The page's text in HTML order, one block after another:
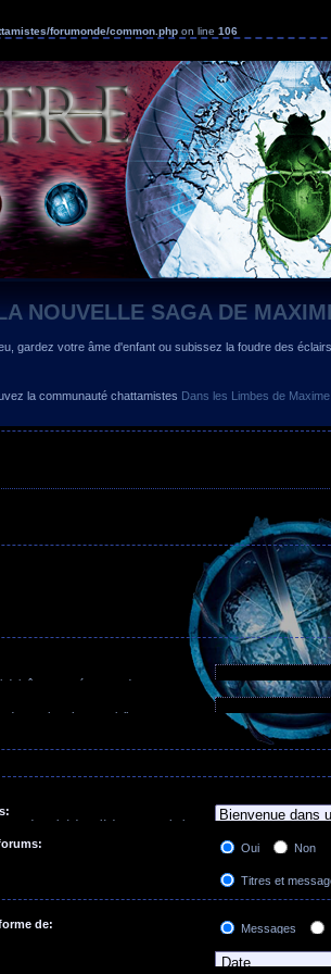
forumonde/common.php on line 106
NOUVELLE SAGA DE
gardez votre âme d'enfant ou subissez la foudre des
la communauté chattamistes Dans les Limbes de
doit être trouvé et un
devant un mot
de mots séparés par des
doit être trouvé. Utilisez un *
Rechercher
Rechercher
des recherches partielles.
dans le(s)quel(s) vous souhaitez
forums sont automatiquement
l’option ci-dessous “Rechercher
Oui Non
Titres et
Messages
Titres
de: Messages